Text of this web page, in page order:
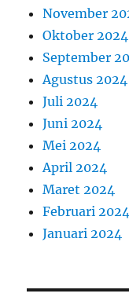
November
Oktober 2024
September
Agustus 2024
Juli 2024
Juni 2024
Mei 2024
April 2024
Maret 2024
Februari 2024
Januari 2024